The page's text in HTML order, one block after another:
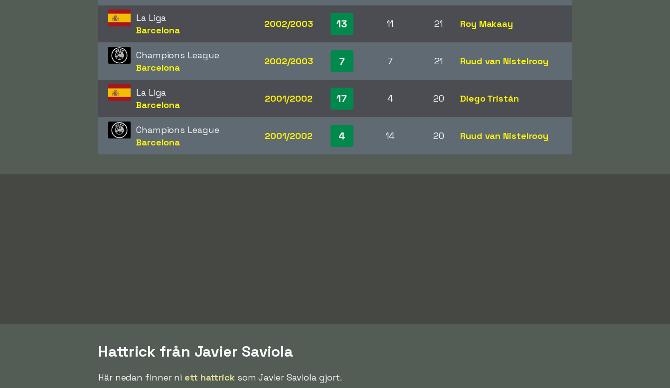
La Liga
Barcelona
2002/2003 13 11 21 Roy Makaay
Champions League
Barcelona
2002/2003 7 7 21 Ruud van Nistelrooy
La Liga
Barcelona
2001/2002 17 4 20 Diego Tristán
Champions League
Barcelona
2001/2002 4 14 20 Ruud van Nistelrooy
Hattrick från Javier Saviola
Här nedan finner ni ett hattricksom Javier Saviola gjort.